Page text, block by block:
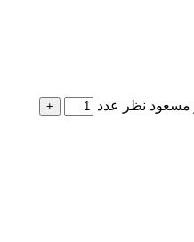
مسعود نظر عدد